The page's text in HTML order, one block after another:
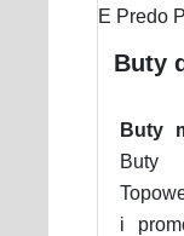
Buty
Buty
Buty
i